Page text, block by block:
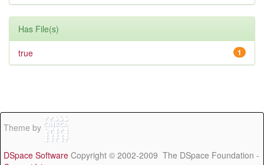
Has File(s)
1
true
Theme by
DSpace Software Copyright © 2002-2009 The DSpace Foundation -